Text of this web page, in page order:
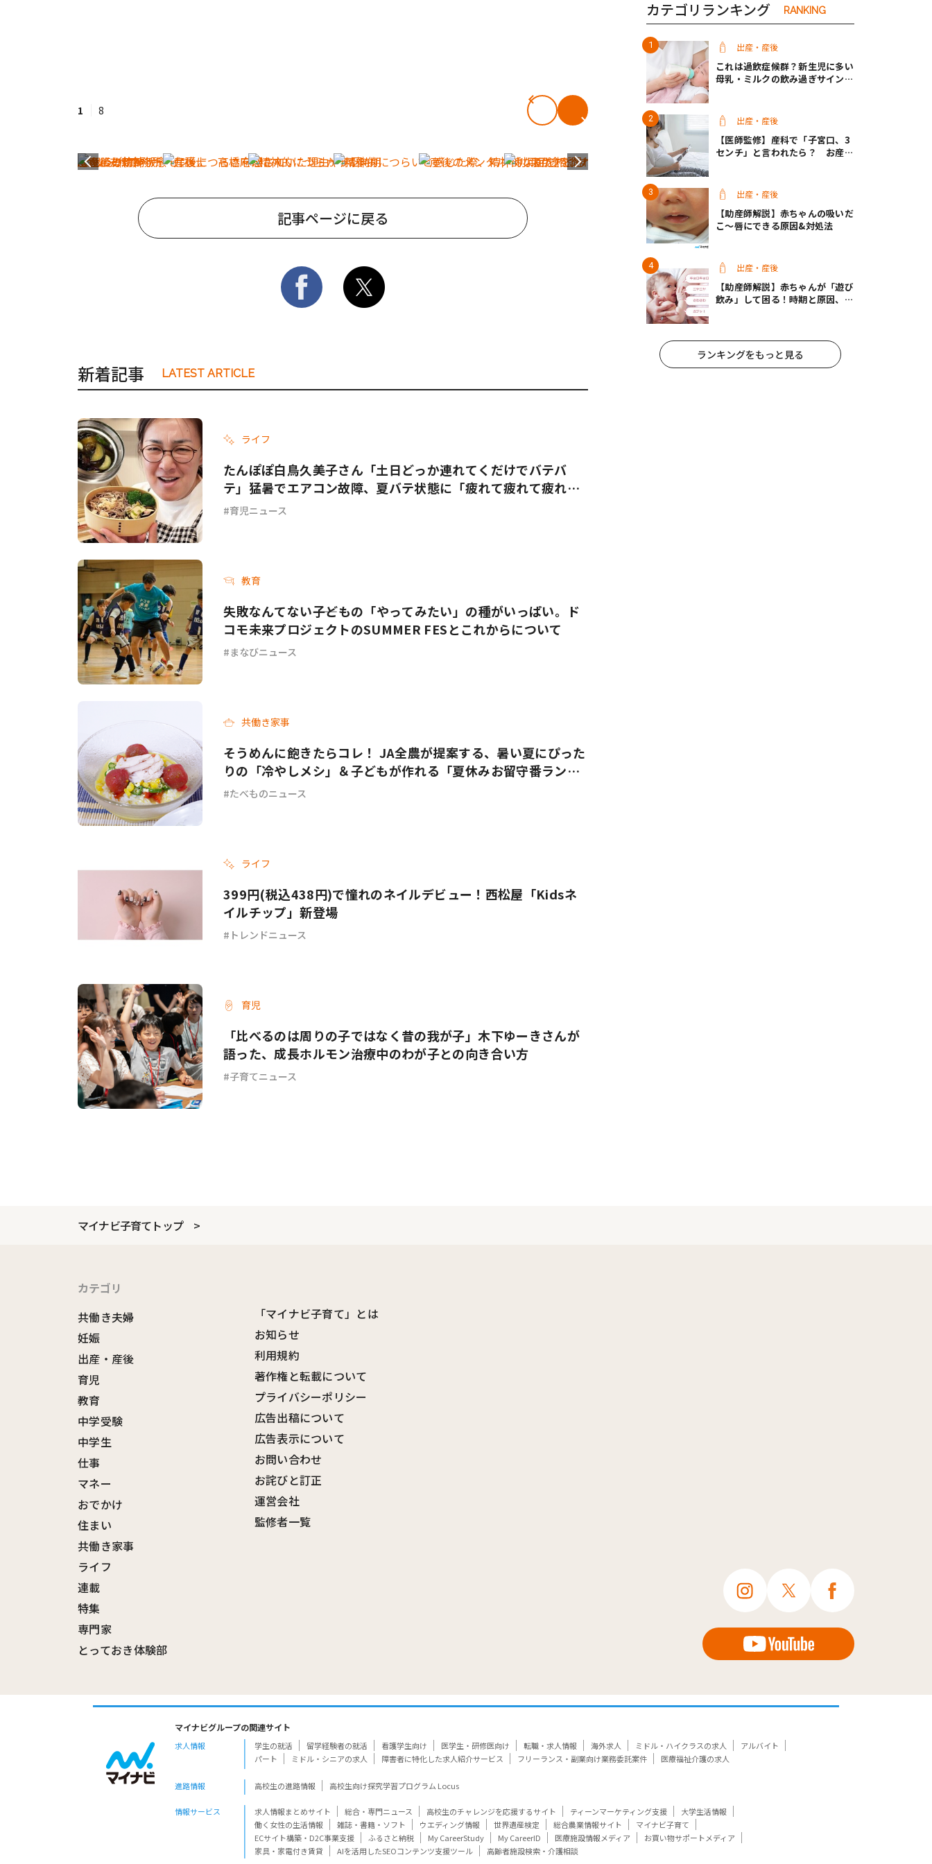
1 8
記事ページに戻る
新着記事 LATEST ARTICLE
ライフ
たんぽぽ白鳥久美子さん「土日どっか連れてくだけでバテバ
テ」猛暑でエアコン故障、夏バテ状態に「疲れて疲れて疲れ果
てて…」
育児ニュース
教育
失敗なんてない――子どもの「やってみたい」の種がいっぱい。ド
コモ未来プロジェクトのSUMMER FESとこれからについて
まなびニュース
共働き家事
そうめんに飽きたらコレ！ JA全農が提案する、暑い夏にぴった
りの「冷やしメシ」＆子どもが作れる「夏休みお留守番ラン
チ」各3選
たべものニュース
ライフ
399円(税込438円)で憧れのネイルデビュー！西松屋「Kidsネ
イルチップ」新登場
トレンドニュース
育児
「比べるのは周りの子ではなく昔の我が子」木下ゆーきさんが
語った、成長ホルモン治療中のわが子との向き合い方
子育てニュース
カテゴリランキング RANKING
出産・産後
これは過飲症候群？新生児に多い
母乳・ミルクの飲み過ぎサインと
出産・産後
【医師監修】産科で「子宮口、3
センチ」と言われたら？ お産は
出産・産後
【助産師解説】赤ちゃんの吸いだ
こ〜唇にできる原因&対処法
出産・産後
【助産師解説】赤ちゃんが「遊び
飲み」して困る！時期と原因、マ
ランキングをもっと見る
マイナビ子育てトップ
カテゴリ
共働き夫婦
妊娠
出産・産後
育児
教育
中学受験
中学生
仕事
マネー
おでかけ
住まい
共働き家事
ライフ
連載
特集
専門家
とっておき体験部
「マイナビ子育て」とは
お知らせ
利用規約
著作権と転載について
プライバシーポリシー
広告出稿について
広告表示について
お問い合わせ
お詫びと訂正
運営会社
監修者一覧
マイナビグループの関連サイト
求人情報 学生の就活 留学経験者の就活 看護学生向け 医学生・研修医向け 転職・求人情報 海外求人 ミドル・ハイクラスの求人
アルバイト
パート
ミドル・シニアの求人 障害者に特化した求人紹介サービス フリーランス・副業向け業務委託案件 医療福祉介護の求人
進路情報 高校生の進路情報 高校生向け探究学習プログラム Locus
情報サービス 求人情報まとめサイト 総合・専門ニュース 高校生のチャレンジを応援するサイト ティーンマーケティング支援
大学生活情報
働く女性の生活情報
雑誌・書籍・ソフト ウエディング情報 世界遺産検定 総合農業情報サイト
マイナビ子育て
ECサイト構築・D2C事業支援
ふるさと納税 My CareerStudy My CareerID 医療施設情報メディア
お買い物サポートメディア
家具・家電付き賃貸
AIを活用したSEOコンテンツ支援ツール 高齢者施設検索・介護相談